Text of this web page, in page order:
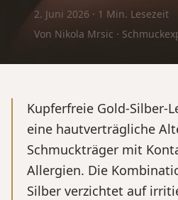
2. Juni 2026 · 1 Min. Lesezeit
Von Nikola Mrsic ·
Kupferfreie Gold-Silber-
eine hautverträgliche
Schmuckträger mit
Allergien. Die
Silber verzichtet auf